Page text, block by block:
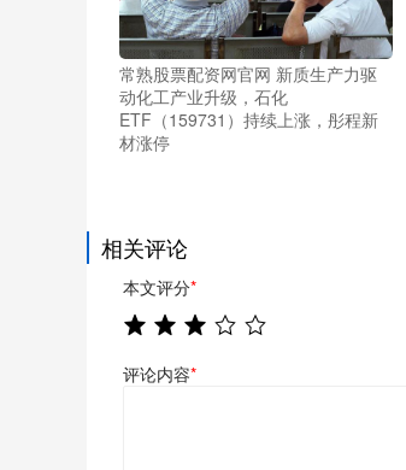
常熟股票配资网官网 新质生产力驱
动化工产业升级，石化
ETF（159731）持续上涨，彤程新
材涨停
相关评论
本文评分*
评论内容*